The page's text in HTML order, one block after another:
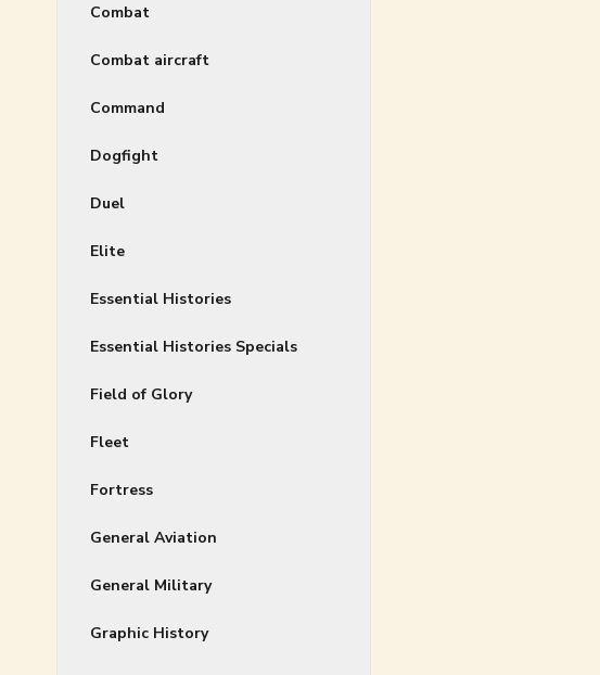
Combat
Combat aircraft
Command
Dogfight
Duel
Elite
Essential Histories
Essential Histories Specials
Field of Glory
Fleet
Fortress
General Aviation
General Military
Graphic History